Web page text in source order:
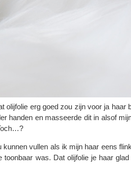
olijfolie erg goed zou zijn voor ja haar
handen en masseerde dit in alsof
vullen als ik mijn haar eens
was. Dat olijfolie je haar